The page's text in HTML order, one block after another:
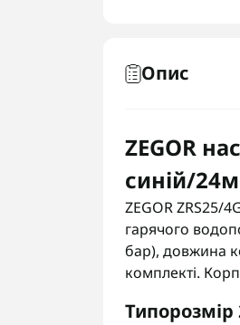
Опис
ZEGOR
синій/
ZEGOR ZRS25/
гарячого
бар), довжина
комплекті.
Типорозмір